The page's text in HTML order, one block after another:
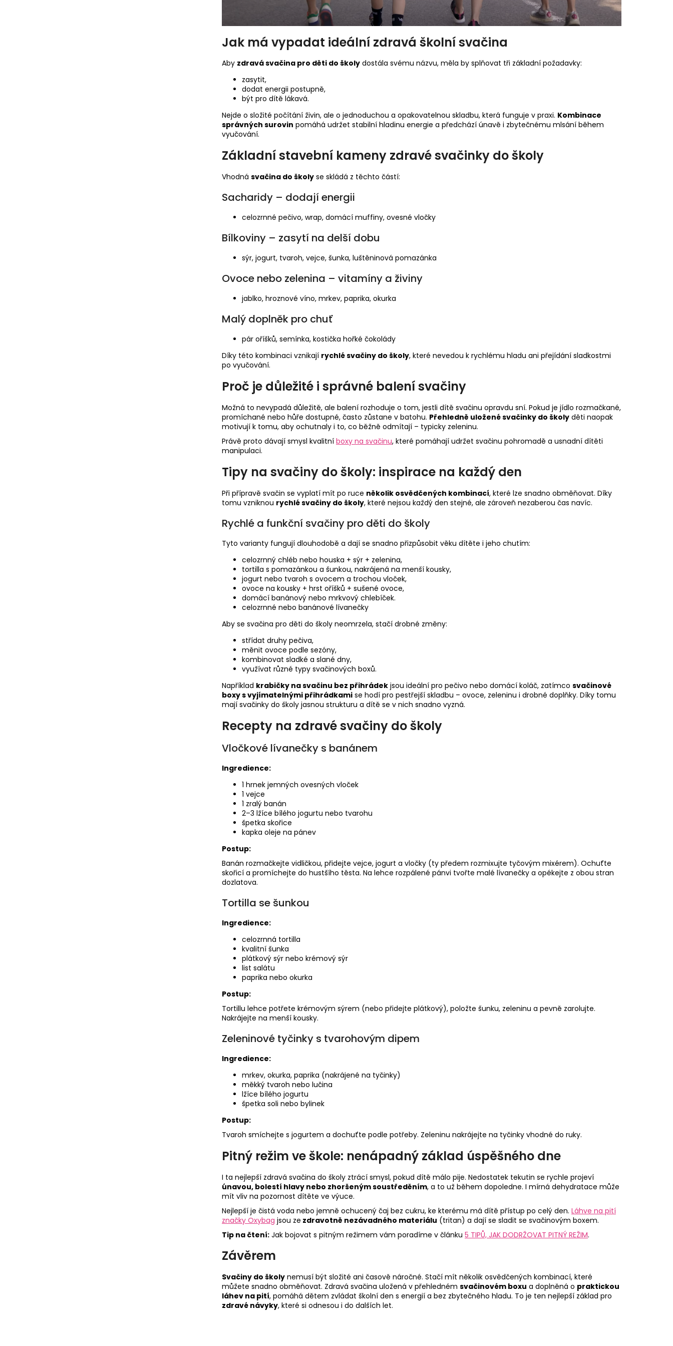
Jak má vypadat ideální zdravá školní svačina
Aby zdravá svačina pro děti do školy dostála svému názvu, měla by splňovat tři základní požadavky:
zasytit,
dodat energii postupně,
být pro dítě lákavá.
Nejde o složité počítání živin, ale o jednoduchou a opakovatelnou skladbu, která funguje v praxi. Kombinace
správných surovin pomáhá udržet stabilní hladinu energie a předchází únavě i zbytečnému mlsání během
vyučování.
Základní stavební kameny zdravé svačinky do školy
Vhodná svačina do školy se skládá z těchto částí:
Sacharidy – dodají energii
celozrnné pečivo, wrap, domácí muffiny, ovesné vločky
Bílkoviny – zasytí na delší dobu
sýr, jogurt, tvaroh, vejce, šunka, luštěninová pomazánka
Ovoce nebo zelenina – vitamíny a živiny
jablko, hroznové víno, mrkev, paprika, okurka
Malý doplněk pro chuť
pár oříšků, semínka, kostička hořké čokolády
Díky této kombinaci vznikají rychlé svačiny do školy, které nevedou k rychlému hladu ani přejídání sladkostmi
po vyučování.
Proč je důležité i správné balení svačiny
Možná to nevypadá důležitě, ale balení rozhoduje o tom, jestli dítě svačinu opravdu sní. Pokud je jídlo rozmačkané,
promíchané nebo hůře dostupné, často zůstane v batohu. Přehledně uložené svačinky do školy děti naopak
motivují k tomu, aby ochutnaly i to, co běžně odmítají – typicky zeleninu.
Právě proto dávají smysl kvalitní boxy na svačinu, které pomáhají udržet svačinu pohromadě a usnadní dítěti
manipulaci.
Tipy na svačiny do školy: inspirace na každý den
Při přípravě svačin se vyplatí mít po ruce několik osvědčených kombinací, které lze snadno obměňovat. Díky
tomu vzniknou rychlé svačiny do školy, které nejsou každý den stejné, ale zároveň nezaberou čas navíc.
Rychlé a funkční svačiny pro děti do školy
Tyto varianty fungují dlouhodobě a dají se snadno přizpůsobit věku dítěte i jeho chutím:
celozrnný chléb nebo houska + sýr + zelenina,
tortilla s pomazánkou a šunkou, nakrájená na menší kousky,
jogurt nebo tvaroh s ovocem a trochou vloček,
ovoce na kousky + hrst oříšků + sušené ovoce,
domácí banánový nebo mrkvový chlebíček.
celozrnné nebo banánové lívanečky
Aby se svačina pro děti do školy neomrzela, stačí drobné změny:
střídat druhy pečiva,
měnit ovoce podle sezóny,
kombinovat sladké a slané dny,
využívat různé typy svačinových boxů.
Například krabičky na svačinu bez přihrádek jsou ideální pro pečivo nebo domácí koláč, zatímco svačinové
boxy s vyjímatelnými přihrádkami se hodí pro pestřejší skladbu – ovoce, zeleninu i drobné doplňky. Díky tomu
mají svačinky do školy jasnou strukturu a dítě se v nich snadno vyzná.
Recepty na zdravé svačiny do školy
Vločkové lívanečky s banánem
Ingredience:
1 hrnek jemných ovesných vloček
1 vejce
1 zralý banán
2–3 lžíce bílého jogurtu nebo tvarohu
špetka skořice
kapka oleje na pánev
Postup:
Banán rozmačkejte vidličkou, přidejte vejce, jogurt a vločky (ty předem rozmixujte tyčovým mixérem). Ochuťte
skořicí a promíchejte do hustšího těsta. Na lehce rozpálené pánvi tvořte malé lívanečky a opékejte z obou stran
dozlatova.
Tortilla se šunkou
Ingredience:
celozrnná tortilla
kvalitní šunka
plátkový sýr nebo krémový sýr
list salátu
paprika nebo okurka
Postup:
Tortillu lehce potřete krémovým sýrem (nebo přidejte plátkový), položte šunku, zeleninu a pevně zarolujte.
Nakrájejte na menší kousky.
Zeleninové tyčinky s tvarohovým dipem
Ingredience:
mrkev, okurka, paprika (nakrájené na tyčinky)
měkký tvaroh nebo lučina
lžíce bílého jogurtu
špetka soli nebo bylinek
Postup:
Tvaroh smíchejte s jogurtem a dochuťte podle potřeby. Zeleninu nakrájejte na tyčinky vhodné do ruky.
Pitný režim ve škole: nenápadný základ úspěšného dne
I ta nejlepší zdravá svačina do školy ztrácí smysl, pokud dítě málo pije. Nedostatek tekutin se rychle projeví
únavou, bolestí hlavy nebo zhoršeným soustředěním, a to už během dopoledne. I mírná dehydratace může
mít vliv na pozornost dítěte ve výuce.
Nejlepší je čistá voda nebo jemně ochucený čaj bez cukru, ke kterému má dítě přístup po celý den. Láhve na pití
značky Oxybag jsou ze zdravotně nezávadného materiálu (tritan) a dají se sladit se svačinovým boxem.
Tip na čtení: Jak bojovat s pitným režimem vám poradíme v článku 5 TIPŮ, JAK DODRŽOVAT PITNÝ REŽIM.
Závěrem
Svačiny do školy nemusí být složité ani časově náročné. Stačí mít několik osvědčených kombinací, které
můžete snadno obměňovat. Zdravá svačina uložená v přehledném svačinovém boxu a doplněná o praktickou
láhev na pití, pomáhá dětem zvládat školní den s energií a bez zbytečného hladu. To je ten nejlepší základ pro
zdravé návyky, které si odnesou i do dalších let.